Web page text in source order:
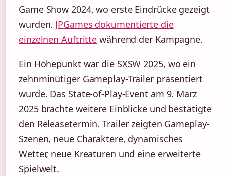
Game Show 2024, wo erste Eindrücke gezeigt
wurden. JPGames dokumentierte die
einzelnen Auftritte während der Kampagne.
Ein Höhepunkt war die SXSW 2025, wo ein
zehnminütiger Gameplay-Trailer präsentiert
wurde. Das State-of-Play-Event am 9. März
2025 brachte weitere Einblicke und bestätigte
den Releasetermin. Trailer zeigten Gameplay-
Szenen, neue Charaktere, dynamisches
Wetter, neue Kreaturen und eine erweiterte
Spielwelt.